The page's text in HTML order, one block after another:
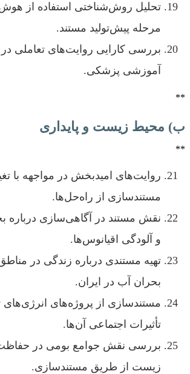
تحلیل روش‌شناختی استفاده از
مرحله پیش‌تولید مستند.
بررسی کارایی روایت‌های تعاملی
آموزشی پزشکی.
**
ب) محیط زیست و پایداری
**
روایت‌های امیدبخش در مواجهه با
مستندسازی از راه‌حل‌ها.
نقش مستند در آگاهی‌سازی درباره
و آلودگی اقیانوس‌ها.
تهیه مستندی درباره زندگی در
بحران آب در ایران.
مستندسازی از پروژه‌های انرژی‌های
تأثیرات اجتماعی آن‌ها.
بررسی نقش جوامع بومی در
زیست از طریق مستندسازی.